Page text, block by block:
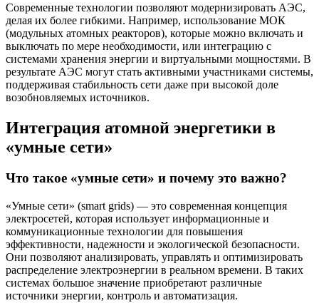
Современные технологии позволяют модернизировать АЭС,
делая их более гибкими. Например, использование МОК
(модульных атомных реакторов), которые можно включать и
выключать по мере необходимости, или интеграцию с
системами хранения энергии и виртуальными мощностями. В
результате АЭС могут стать активными участниками системы,
поддерживая стабильность сети даже при высокой доле
возобновляемых источников.
Интеграция атомной энергетики в
«умные сети»
Что такое «умные сети» и почему это важно?
«Умные сети» (smart grids) — это современная концепция
электросетей, которая использует информационные и
коммуникационные технологии для повышения
эффективности, надежности и экологической безопасности.
Они позволяют анализировать, управлять и оптимизировать
распределение электроэнергии в реальном времени. В таких
системах большое значение приобретают различные
источники энергии, контроль и автоматизация.